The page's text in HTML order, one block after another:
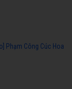
Phạm Công Cúc Hoa